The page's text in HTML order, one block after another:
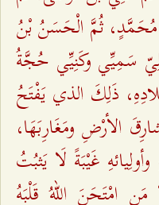
ثُمَّ الْحَسَنُ بْنُ
سَمِيِّي وكَنِيِّي حُجَّةُ
ذَلِكَ الذي يَفْتَحُ
الأرْضِ ومَغَارِبَهَا،
غَيْبَةً لَا يَثبُتُ
مَنِ امْتَحَنَ اللهُ قَلْبَهُ